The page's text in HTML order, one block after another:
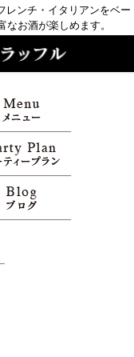
レンチ・イタリアンをベー
お酒が楽しめます。